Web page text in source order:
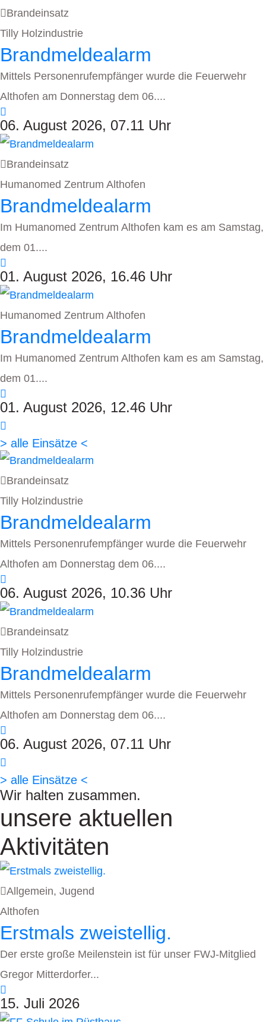
Brandeinsatz
Tilly Holzindustrie
Brandmeldealarm
Mittels Personenrufempfänger wurde die Feuerwehr
Althofen am Donnerstag dem 06....
06. August 2026, 07.11 Uhr
Brandeinsatz
Humanomed Zentrum Althofen
Brandmeldealarm
Im Humanomed Zentrum Althofen kam es am Samstag,
dem 01....
01. August 2026, 16.46 Uhr
Humanomed Zentrum Althofen
Brandmeldealarm
Im Humanomed Zentrum Althofen kam es am Samstag,
dem 01....
01. August 2026, 12.46 Uhr
> alle Einsätze <
Brandeinsatz
Tilly Holzindustrie
Brandmeldealarm
Mittels Personenrufempfänger wurde die Feuerwehr
Althofen am Donnerstag dem 06....
06. August 2026, 10.36 Uhr
Brandeinsatz
Tilly Holzindustrie
Brandmeldealarm
Mittels Personenrufempfänger wurde die Feuerwehr
Althofen am Donnerstag dem 06....
06. August 2026, 07.11 Uhr
> alle Einsätze <
Wir halten zusammen.
unsere aktuellen
Aktivitäten
Allgemein, Jugend
Althofen
Erstmals zweistellig.
Der erste große Meilenstein ist für unser FWJ-Mitglied
Gregor Mitterdorfer...
15. Juli 2026